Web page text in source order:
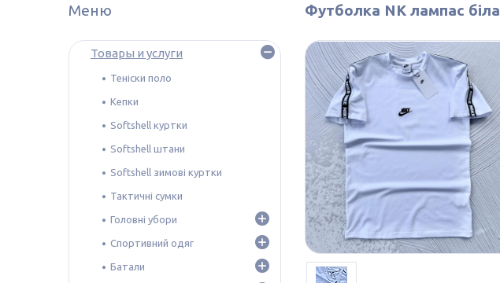
Футболка NK лампас біла
Товары и услуги
Теніски поло
Кепки
Softshell куртки
Softshell штани
Softshell зимові куртки
Тактичні сумки
Головні убори
Спортивний одяг
Батали